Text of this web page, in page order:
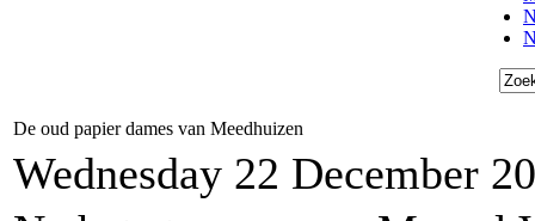
De oud papier dames van Meedhuizen
Wednesday 22 December